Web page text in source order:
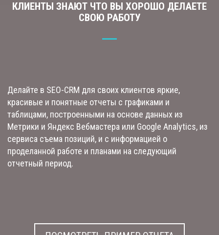
КЛИЕНТЫ ЗНАЮТ ЧТО ВЫ ХОРОШО ДЕЛАЕТЕ
СВОЮ РАБОТУ
Делайте в SEO-CRM для своих клиентов яркие,
красивые и понятные отчеты с графиками и
таблицами, построенными на основе данных из
Метрики и Яндекс Вебмастера или Google Analytics, из
сервиса съема позиций, и с информацией о
проделанной работе и планами на следующий
отчетный период.